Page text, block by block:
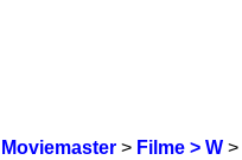
Moviemaster> Filme > W>